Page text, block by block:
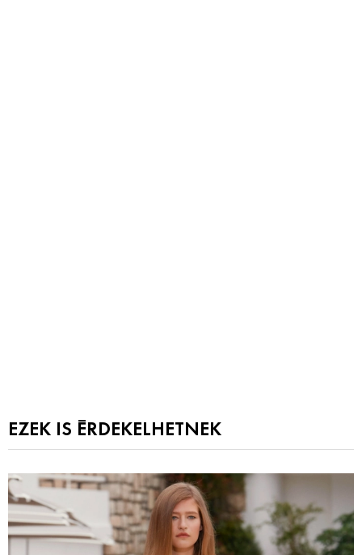
EZEK IS ÉRDEKELHETNEK